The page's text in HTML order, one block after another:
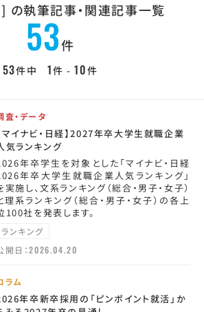
の執筆記事・関連記事一覧
53件
53件中 1件 -10件
査・データ
マイナビ・日経】2027年卒大学生就職企業
気ランキング
年卒学生を対象とした「マイナビ・日経
年卒大学生就職企業人気ランキング」
実施し、文系ランキング（総合・男子・女子）
理系ランキング（総合・男子・女子）の各上
100社を発表します。
ランキング
開日：2026.04.20
ラム
年卒新卒採用の「ピンポイント就活」か